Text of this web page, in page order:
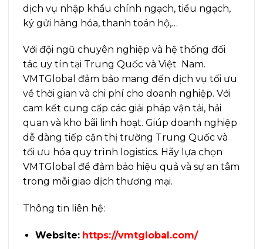
dịch vụ nhập khẩu chính ngạch, tiểu ngạch,
ký gửi hàng hóa, thanh toán hộ,…
Với đội ngũ chuyên nghiệp và hệ thống đối
tác uy tín tại Trung Quốc và Việt Nam.
VMTGlobal đảm bảo mang đến dịch vụ tối ưu
về thời gian và chi phí cho doanh nghiệp. Với
cam kết cung cấp các giải pháp vận tải, hải
quan và kho bãi linh hoạt. Giúp doanh nghiệp
dễ dàng tiếp cận thị trường Trung Quốc và
tối ưu hóa quy trình logistics. Hãy lựa chọn
VMTGlobal để đảm bảo hiệu quả và sự an tâm
trong mỗi giao dịch thương mại.
Thông tin liên hệ:
Website: https://vmtglobal.com/